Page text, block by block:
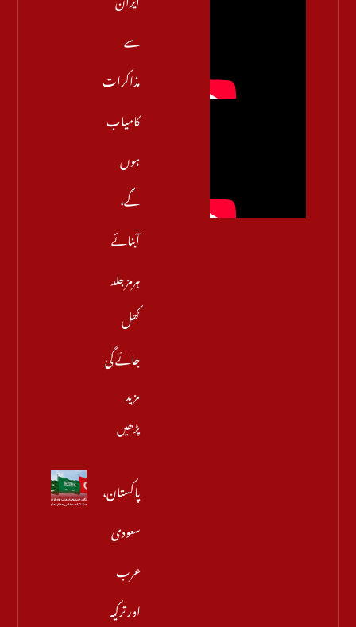
سے
مذاکرات
کامیاب
ہوں
گے،
آبنائے
ہرمز جلد
کھل
جائے گی
مزید
پڑھیں
پاکستان،
سعودی
عرب
اور ترکیہ